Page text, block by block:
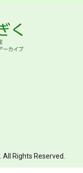
Rights Reserved.